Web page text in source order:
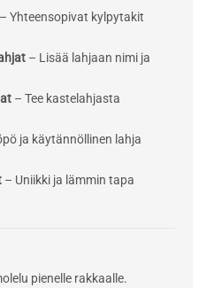
– Yhteensopivat kylpytakit
– Lisää lahjaan nimi ja
– Tee kastelahjasta
ja käytännöllinen lahja
– Uniikki ja lämmin tapa
pienelle rakkaalle.